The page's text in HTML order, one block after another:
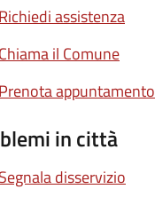
assistenza
il Comune
appuntamento
in città
disservizio